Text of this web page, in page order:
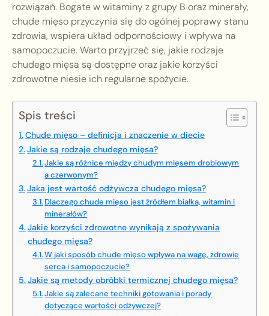
rozwiązań. Bogate w witaminy z grupy B oraz minerały,
chude mięso przyczynia się do ogólnej poprawy stanu
zdrowia, wspiera układ odpornościowy i wpływa na
samopoczucie. Warto przyjrzeć się, jakie rodzaje
chudego mięsa są dostępne oraz jakie korzyści
zdrowotne niesie ich regularne spożycie.
Spis treści
Chude mięso – definicja i znaczenie w diecie
Jakie są rodzaje chudego mięsa?
Jakie są różnice między chudym mięsem drobiowym
a czerwonym?
Jaka jest wartość odżywcza chudego mięsa?
Dlaczego chude mięso jest źródłem białka, witamin i
minerałów?
Jakie korzyści zdrowotne wynikają z spożywania
chudego mięsa?
W jaki sposób chude mięso wpływa na wagę, zdrowie
serca i samopoczucie?
Jakie są metody obróbki termicznej chudego mięsa?
Jakie są zalecane techniki gotowania i porady
dotyczące wartości odżywczej?